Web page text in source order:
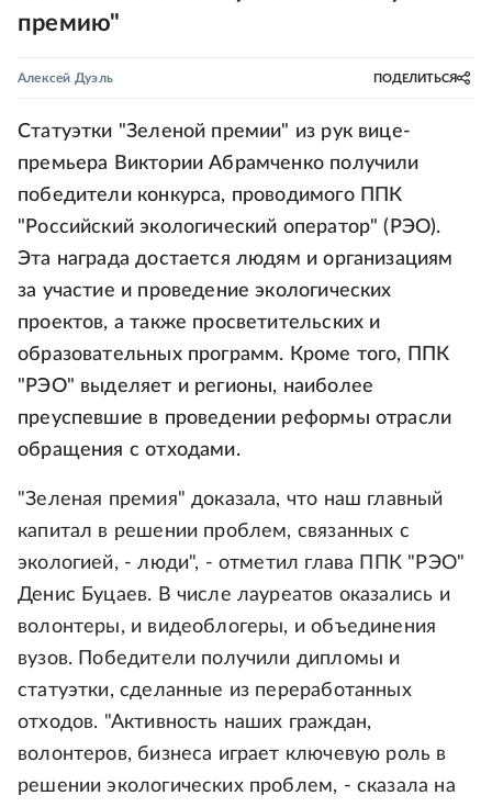
премию"
Алексей Дуэль ПОДЕЛИТЬСЯ
Статуэтки "Зеленой премии" из рук вице-
премьера Виктории Абрамченко получили
победители конкурса, проводимого ППК
"Российский экологический оператор" (РЭО).
Эта награда достается людям и организациям
за участие и проведение экологических
проектов, а также просветительских и
образовательных программ. Кроме того, ППК
"РЭО" выделяет и регионы, наиболее
преуспевшие в проведении реформы отрасли
обращения с отходами.
"Зеленая премия" доказала, что наш главный
капитал в решении проблем, связанных с
экологией, - люди", - отметил глава ППК "РЭО"
Денис Буцаев. В числе лауреатов оказались и
волонтеры, и видеоблогеры, и объединения
вузов. Победители получили дипломы и
статуэтки, сделанные из переработанных
отходов. "Активность наших граждан,
волонтеров, бизнеса играет ключевую роль в
решении экологических проблем, - сказала на